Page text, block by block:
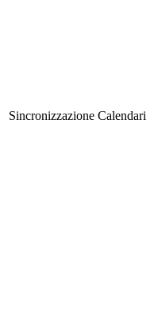
Sincronizzazione Calendari